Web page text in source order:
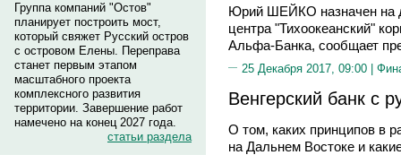
Группа компаний "Остов"
планирует построить мост,
который свяжет Русский остров
с островом Елены. Переправа
станет первым этапом
масштабного проекта
комплексного развития
территории. Завершение работ
намечено на конец 2027 года.
статьи раздела
Юрий ШЕЙКО назначен на
центра "Тихоокеанский"
Альфа-Банка, сообщает
25 Декабря 2017, 09:00 |
Венгерский банк с
О том, каких принципов в
на Дальнем Востоке и